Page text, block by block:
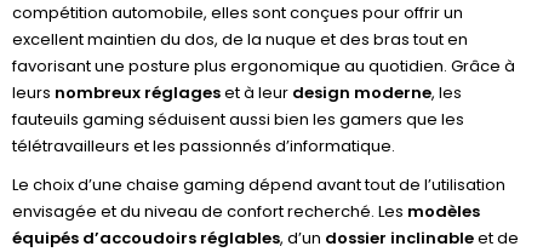
compétition automobile, elles sont conçues pour offrir un
excellent maintien du dos, de la nuque et des bras tout en
favorisant une posture plus ergonomique au quotidien. Grâce à
leurs nombreux réglageset à leur design moderne, les
fauteuils gaming séduisent aussi bien les gamers que les
télétravailleurs et les passionnés d’informatique.
Le choix d’une chaise gaming dépend avant tout de l’utilisation
envisagée et du niveau de confort recherché. Les modèles
équipés d’accoudoirs réglables, d’un dossier inclinableet de